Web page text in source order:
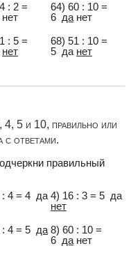
: 2 =
64) 60 : 10 =
6 данет
: 5 =
нет
68) 51 : 10 =
5 да нет
4, 5 и 10, правильно или
с ответами.
правильный
: 4 = 4 да 4) 16 : 3 = 5 да
нет
4 = 5 да 8) 60 : 10 =
6 данет